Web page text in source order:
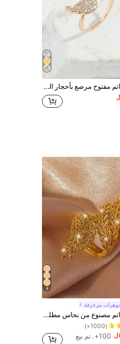
1 قطعة خاتم مفتوح مرصع بأحجار المشكلة على شكل جناح الملاك، مجوهرات موضة للنساء
4
مزخرفة
1 قطعة خاتم مصنوع من نحاس مطلي بتصميم ورقة مفتوحة، إكسسوارات مجوهرات يومية للنساء هدية للزفافرمضان
(1000+)
100+. تم بيع